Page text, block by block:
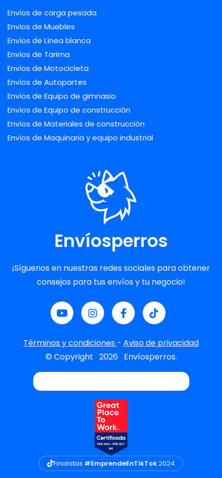
Envíos de carga pesada
Envíos de Muebles
Envíos de Línea blanca
Envíos de Tarima
Envíos de Motocicleta
Envíos de Autopartes
Envíos de Equipo de gimnasio
Envíos de Equipo de construcción
Envíos de Materiales de construcción
Envíos de Maquinaria y equipo industrial
Envíosperros
¡Síguenos en nuestras redes sociales para obtener
consejos para tus envíos y tu negocio!
Términos y condiciones - Aviso de privacidad
© Copyright 2026 Envíosperros.
Finalistas #EmprendeEnTikTok2024